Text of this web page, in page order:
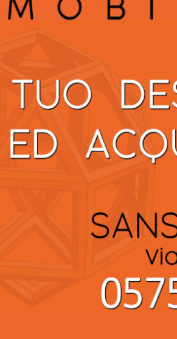
morta all’ospedale di Città di